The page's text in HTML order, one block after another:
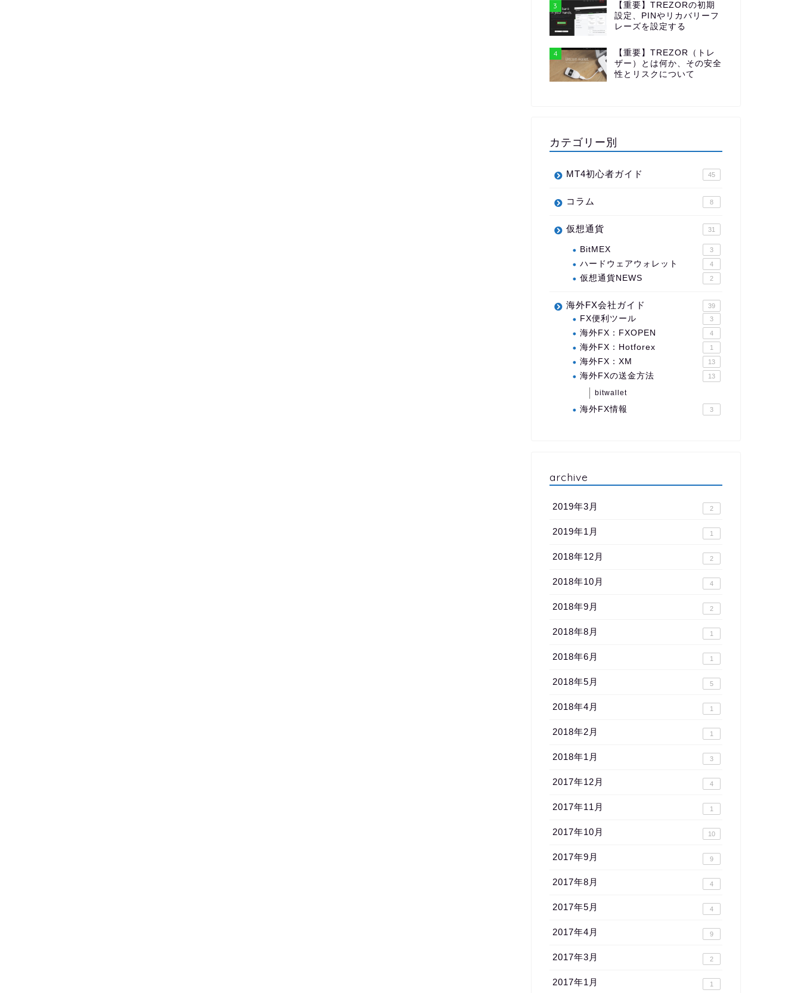
3
【重要】TREZORの初期
設定、PINやリカバリーフ
レーズを設定する
4
【重要】TREZOR（トレ
ザー）とは何か、その安全
性とリスクについて
カテゴリー別
MT4初心者ガイド 45
コラム 8
仮想通貨 31
BitMEX 3
ハードウェアウォレット 4
仮想通貨NEWS 2
海外FX会社ガイド 39
FX便利ツール 3
海外FX：FXOPEN 4
海外FX：Hotforex 1
海外FX：XM 13
海外FXの送金方法 13
bitwallet
海外FX情報 3
archive
2019年3月 2
2019年1月 1
2018年12月 2
2018年10月 4
2018年9月 2
2018年8月 1
2018年6月 1
2018年5月 5
2018年4月 1
2018年2月 1
2018年1月 3
2017年12月 4
2017年11月 1
2017年10月 10
2017年9月 9
2017年8月 4
2017年5月 4
2017年4月 9
2017年3月 2
2017年1月 1